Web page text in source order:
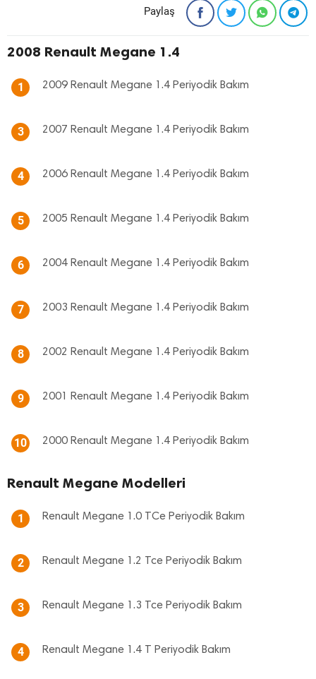
Paylaş
2008 Renault Megane 1.4
1 2009 Renault Megane 1.4 Periyodik Bakım
3 2007 Renault Megane 1.4 Periyodik Bakım
4 2006 Renault Megane 1.4 Periyodik Bakım
5 2005 Renault Megane 1.4 Periyodik Bakım
6 2004 Renault Megane 1.4 Periyodik Bakım
7 2003 Renault Megane 1.4 Periyodik Bakım
8 2002 Renault Megane 1.4 Periyodik Bakım
9 2001 Renault Megane 1.4 Periyodik Bakım
10 2000 Renault Megane 1.4 Periyodik Bakım
Renault Megane Modelleri
1 Renault Megane 1.0 TCe Periyodik Bakım
2 Renault Megane 1.2 Tce Periyodik Bakım
3 Renault Megane 1.3 Tce Periyodik Bakım
4 Renault Megane 1.4 T Periyodik Bakım